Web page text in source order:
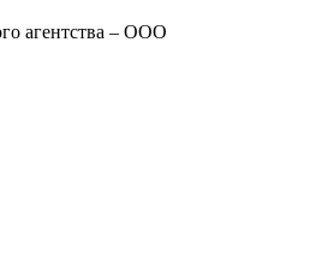
агентства – ООО